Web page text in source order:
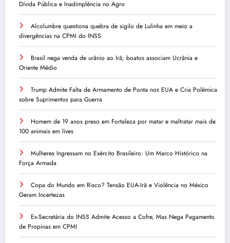
Dívida Pública e Inadimplência no Agro
Alcolumbre questiona quebra de sigilo de Lulinha em meio a
divergências na CPMI do INSS
Brasil nega venda de urânio ao Irã; boatos associam Ucrânia e
Oriente Médio
Trump Admite Falta de Armamento de Ponta nos EUA e Cria Polêmica
sobre Suprimentos para Guerra
Homem de 19 anos preso em Fortaleza por matar e maltratar mais de
100 animais em lives
Mulheres Ingressam no Exército Brasileiro: Um Marco Histórico na
Força Armada
Copa do Mundo em Risco? Tensão EUA-Irã e Violência no México
Geram Incertezas
Ex-Secretária do INSS Admite Acesso a Cofre, Mas Nega Pagamento
de Propinas em CPMI